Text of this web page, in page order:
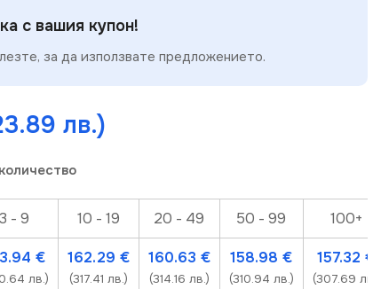
с вашия купон!
за да използвате предложението.
лв.)
3 - 9 10 - 19 20 - 49 50 - 99 100+
€
лв.)
162.29 €
(317.41 лв.)
160.63 €
(314.16 лв.)
158.98€
(310.94 лв.)
157.32€
(307.69 лв.)